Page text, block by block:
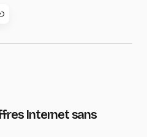
Internet sans